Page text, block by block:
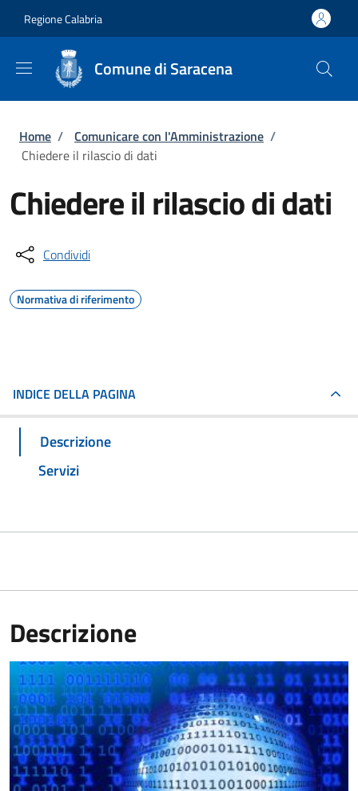
Regione Calabria
Comune di Saracena
Briciole di pane
Home / Comunicare con l'Amministrazione /
Chiedere il rilascio di dati
Chiedere il rilascio di dati
Condividi
Normativa di riferimento
INDICE DELLA PAGINA
Descrizione
Servizi
Descrizione